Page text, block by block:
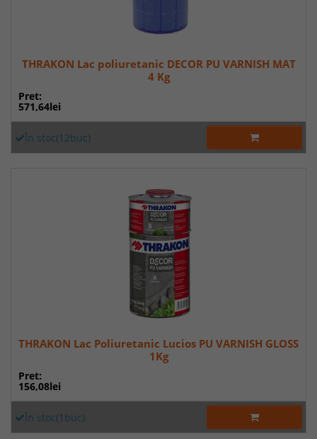
THRAKON Lac poliuretanic DECOR PU VARNISH MAT
4 Kg
Pret:
571,64lei
În stoc(12buc)
THRAKON Lac Poliuretanic Lucios PU VARNISH GLOSS
1Kg
Pret:
156,08lei
În stoc(1buc)